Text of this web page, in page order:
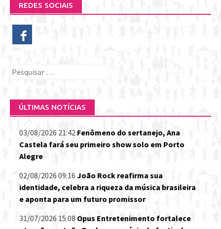
REDES SOCIAIS
Pesquisar
ÚLTIMAS NOTÍCIAS
03/08/2026 21:42 Fenômeno do sertanejo, Ana
Castela fará seu primeiro show solo em Porto
Alegre
02/08/2026 09:16 João Rock reafirma sua
identidade, celebra a riqueza da música brasileira
e aponta para um futuro promissor
31/07/2026 15:08 Opus Entretenimento fortalece